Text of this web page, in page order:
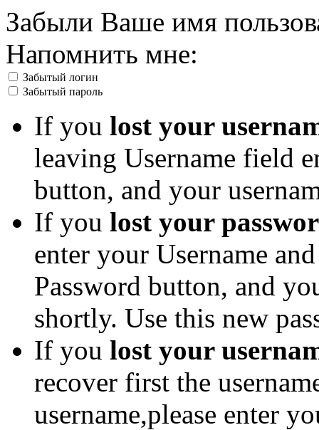
Забыли Ваше имя
Напомнить мне:
Забытый логин
Забытый пароль
If you lost your
leaving Username field
button, and your
If you lost your
enter your Username
Password button, and
shortly. Use this new
If you lost your
recover first the
username,please enter